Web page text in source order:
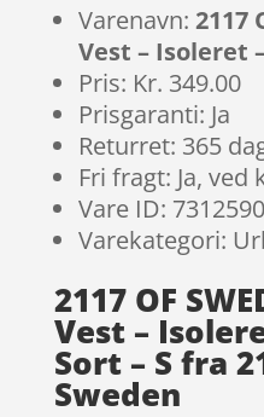
Varenavn: 2117
Vest – Isoleret
Pris: Kr. 349.00
Prisgaranti: Ja
Returret: 365
Fri fragt: Ja, ved
Vare ID:
Varekategori:
2117 OF
Vest –
Sort – S fra
Sweden